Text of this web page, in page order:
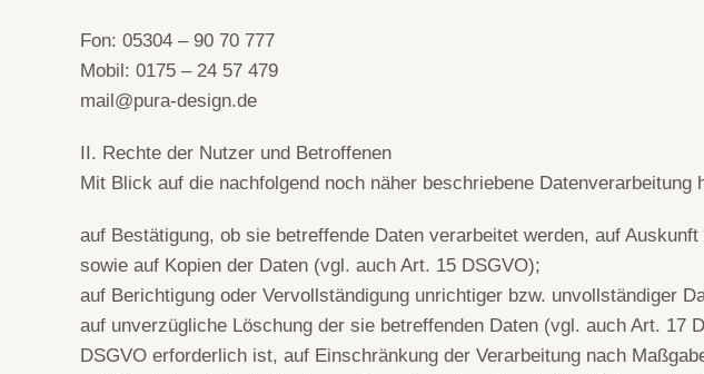
Fon: 05304 – 90 70 777
Mobil: 0175 – 24 57 479
mail@pura-design.de
II. Rechte der Nutzer und Betroffenen
Mit Blick auf die nachfolgend noch näher beschriebene
auf Bestätigung, ob sie betreffende Daten verarbeitet werden, auf
sowie auf Kopien der Daten (vgl. auch Art. 15 DSGVO);
auf Berichtigung oder Vervollständigung unrichtiger bzw. unvollständiger
auf unverzügliche Löschung der sie betreffenden Daten (vgl. auch Art. 17
DSGVO erforderlich ist, auf Einschränkung der Verarbeitung nach